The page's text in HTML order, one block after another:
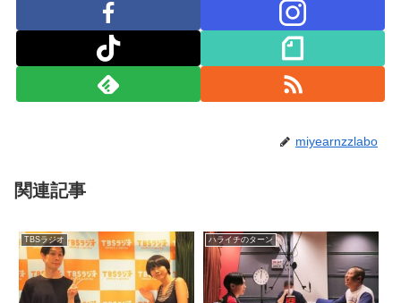
miyearnzzlabo
関連記事
TBSラジオ ハライチのターン